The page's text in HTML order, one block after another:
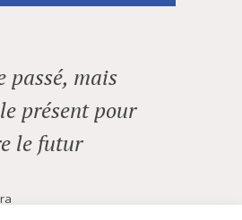
passé, mais
présent pour
le futur